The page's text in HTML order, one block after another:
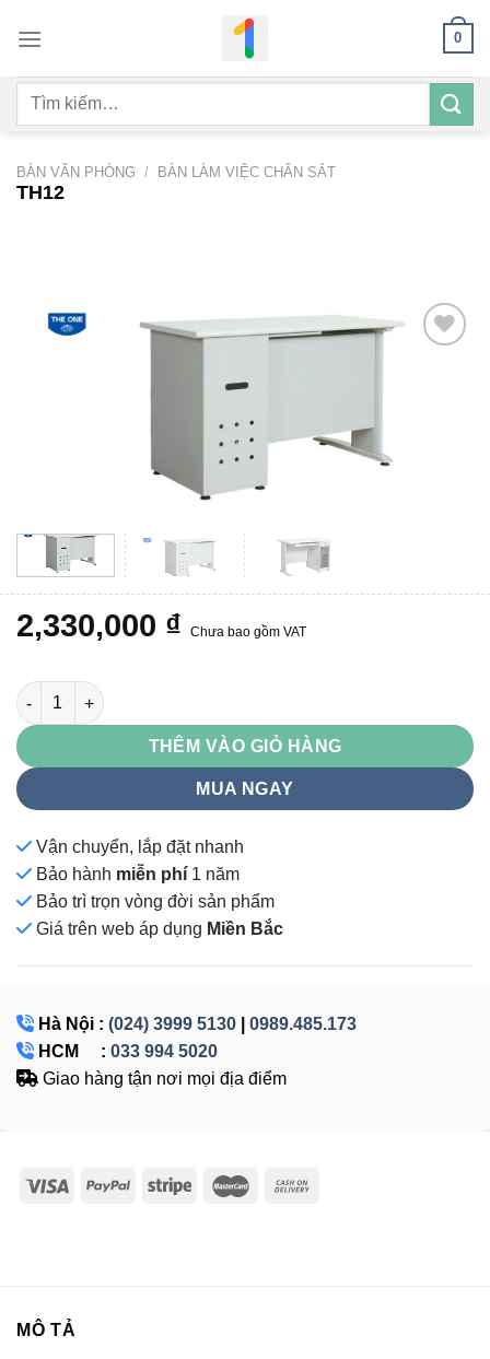
qua
dung
0
Tìm
BÀN VĂN PHÒNG / BÀN LÀM VIỆC CHÂN SẮT
TH12
2,330,000 ₫ Chưa bao gồm VAT
TH12 số lượng
THÊM VÀO GIỎ HÀNG
MUA NGAY
Vận chuyển, lắp đặt nhanh
Bảo hành miễn phí 1 năm
Bảo trì trọn vòng đời sản phẩm
Giá trên web áp dụng Miền Bắc
Hà Nội : (024) 3999 5130
0989.485.173
HCM : 033 994 5020
Giao hàng tận nơi mọi địa điểm
MÔ TẢ